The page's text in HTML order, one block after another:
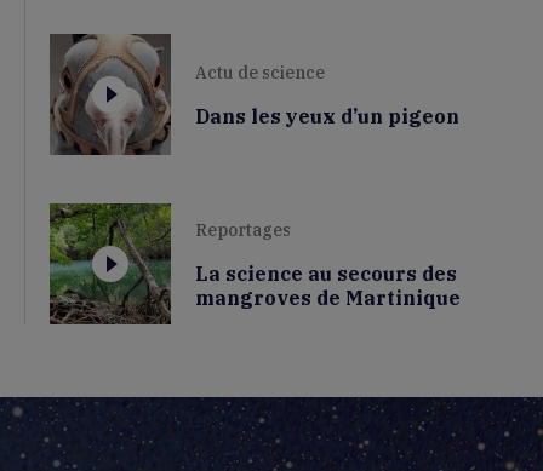
Actu de science
Dans les yeux d’un pigeon
Reportages
La science au secours des
mangroves de Martinique